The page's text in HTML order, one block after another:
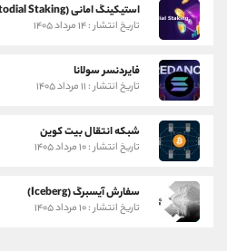
استیکینگ امانی (Custodial Staking)
تاریخ انتشار : ۱۴ مرداد ۱۴۰۵
فایردنسر سولانا
تاریخ انتشار : ۱۱ مرداد ۱۴۰۵
شبکه انتقال بیت کوین
تاریخ انتشار : ۱۰ مرداد ۱۴۰۵
سفارش آیسبرگ (Iceberg)
تاریخ انتشار : ۱۰ مرداد ۱۴۰۵